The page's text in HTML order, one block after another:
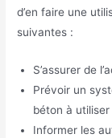
d’en faire une
suivantes :
S’assurer de
Prévoir un
béton à utiliser
Informer les